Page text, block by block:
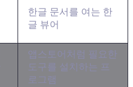
한글 문서를 여는 한
글 뷰어
앱스토어처럼 필요한
도구를 설치하는 프
로그램